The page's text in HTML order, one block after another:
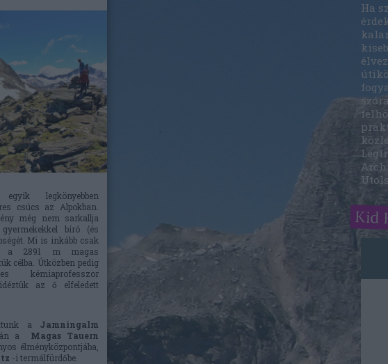
legkönyebben
csúcs az Alpokban.
még nem sarkallja
bíró (és
Mi is inkább csak
a 2891 m magas
célba. Útközben pedig
kémiaprofesszor
az ő elfeledett
a Jamningalm
a Magas Tauern
élményközpontjába,
-i termálfürdőbe.
Ha
Kid